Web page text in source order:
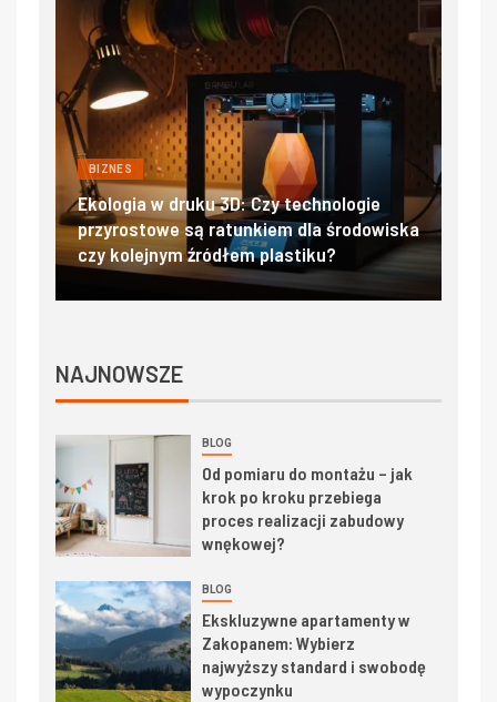
BIZNES
Ekologia w druku 3D: Czy technologie
przyrostowe są ratunkiem dla środowiska
czy kolejnym źródłem plastiku?
NAJNOWSZE
BLOG
Od pomiaru do montażu – jak
krok po kroku przebiega
proces realizacji zabudowy
wnękowej?
BLOG
Ekskluzywne apartamenty w
Zakopanem: Wybierz
najwyższy standard i swobodę
wypoczynku